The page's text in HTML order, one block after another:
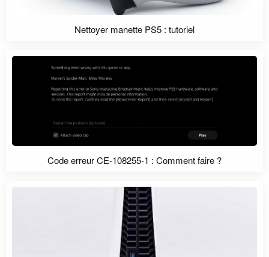
Nettoyer manette PS5 : tutoriel
Code erreur CE-108255-1 : Comment faire ?